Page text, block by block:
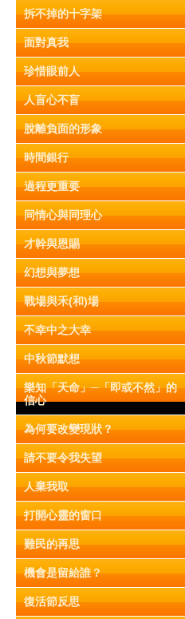
拆不掉的十字架
面對真我
珍惜眼前人
人盲心不盲
脫離負面的形象
時間銀行
過程更重要
同情心與同理心
才幹與恩賜
幻想與夢想
戰場與禾(和)場
不幸中之大幸
中秋節默想
樂知「天命」─「即或不然」的
信心
為何要改變現狀？
請不要令我失望
人棄我取
打開心靈的窗口
難民的再思
機會是留給誰？
復活節反思